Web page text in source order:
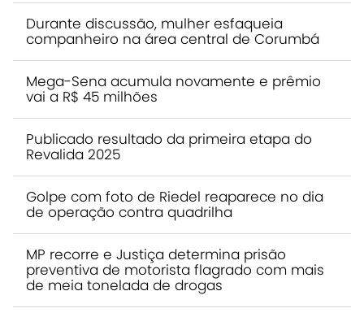
Durante discussão, mulher esfaqueia
companheiro na área central de Corumbá
Mega-Sena acumula novamente e prêmio
vai a R$ 45 milhões
Publicado resultado da primeira etapa do
Revalida 2025
Golpe com foto de Riedel reaparece no dia
de operação contra quadrilha
MP recorre e Justiça determina prisão
preventiva de motorista flagrado com mais
de meia tonelada de drogas